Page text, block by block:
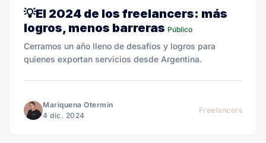
💡El 2024 de los freelancers: más
logros, menos barreras Público
Cerramos un año lleno de desafíos y logros para
quienes exportan servicios desde Argentina.
Mariquena Otermin
4 dic. 2024
Freelancers